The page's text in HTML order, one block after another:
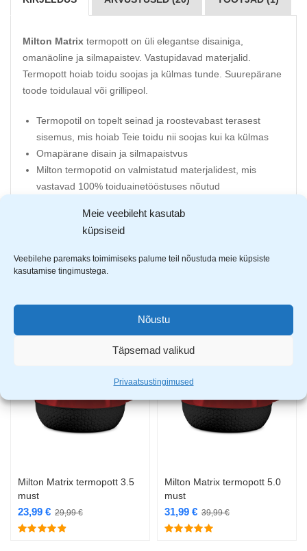
Meie veebileht kasutab
küpsiseid
Veebilehe paremaks toimimiseks palume teil nõustuda meie küpsiste
kasutamise tingimustega.
Nõustu
Täpsemad valikud
Privaatsustingimused
Milton Matrix termopott on üli elegantse disainiga,
omanäoline ja silmapaistev. Vastupidavad materjalid.
Termopott hoiab toidu soojas ja külmas tunde. Suurepärane
toode toidulaual või grillipeol.
Termopotil on topelt seinad ja roostevabast terasest
sisemus, mis hoiab Teie toidu nii soojas kui ka külmas
Omapärane disain ja silmapaistvus
Milton termopotid on valmistatud materjalidest, mis
vastavad 100% toiduainetööstuses nõutud
Ideaalne igapäevaseks kasutamiseks grillpidudel ja
AVASTA SARNASEID TOOTEID
-20%
Milton Matrix termopott 3.5
must
29,99€
23,99 €
Milton Matrix termopott 5.0
must
39,99€
31,99 €